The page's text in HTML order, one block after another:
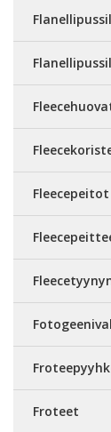
Fleecepeitot
Froteet